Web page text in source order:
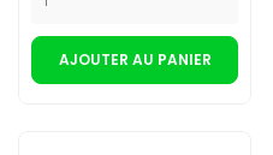
AJOUTER AU PANIER